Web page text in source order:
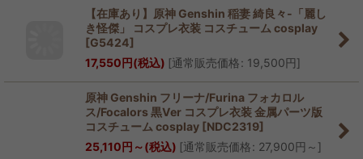
【在庫あり】原神 Genshin 稲妻 綺良々-「麗し
き怪傑」 コスプレ衣装 コスチューム cosplay
[G5424]
17,550円(税込) [通常販売価格: 19,500円]
原神 Genshin フリーナ/Furina フォカロル
ス/Focalors 黒Ver コスプレ衣装 金属パーツ版
コスチューム cosplay [NDC2319]
25,110円 ～(税込) [通常販売価格: 27,900円 ～ ]